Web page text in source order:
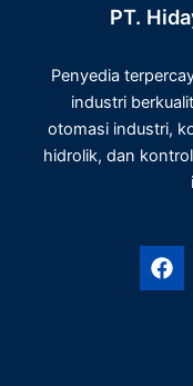
PT.
Penyedia
industri
otomasi industri,
hidrolik, dan
F
a